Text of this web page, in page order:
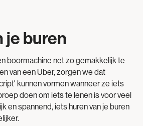
je buren
boormachine net zo gemakkelijk te
van een Uber, zorgen we dat
kunnen vormen wanneer ze iets
doen om iets te lenen is voor veel
en spannend, iets huren van je buren